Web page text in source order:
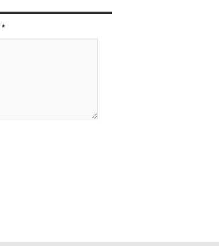
*